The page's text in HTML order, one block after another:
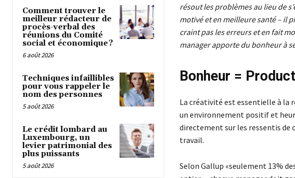
Comment trouver le
meilleur rédacteur de
procès-verbal des
réunions du Comité
social et économique ?
6 août 2026
Techniques infaillibles
pour vous rappeler le
nom des personnes
5 août 2026
Le crédit lombard au
Luxembourg, un
levier patrimonial des
plus puissants
5 août 2026
résout les problèmes au lieu de
motivé et en meilleure santé – il
craint pas les erreurs et en fait
manager apporte du bonheur à
Bonheur =
La créativité est essentielle à la
un environnement positif et
directement sur les ressentis de
travail.
Selon Gallup «seulement 13%